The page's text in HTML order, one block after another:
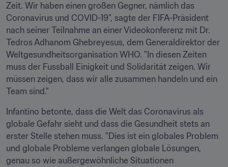
Zeit. Wir haben einen großen Gegner, nämlich das
Coronavirus und COVID-19", sagte der FIFA-Präsident
nach seiner Teilnahme an einer Videokonferenz mit Dr.
Tedros Adhanom Ghebreyesus, dem Generaldirektor der
Weltgesundheitsorganisation WHO. "In diesen Zeiten
muss der Fussball Einigkeit und Solidarität zeigen. Wir
müssen zeigen, dass wir alle zusammen handeln und ein
Team sind."
Infantino betonte, dass die Welt das Coronavirus als
globale Gefahr sieht und dass die Gesundheit stets an
erster Stelle stehen muss. "Dies ist ein globales Problem
und globale Probleme verlangen globale Lösungen,
genau so wie außergewöhnliche Situationen